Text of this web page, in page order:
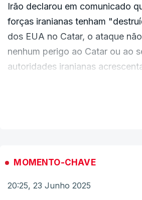
Irão declarou em comunicado
forças iranianas tenham
dos EUA no Catar, o ataque
nenhum perigo ao Catar ou ao
autoridades iranianas
MOMENTO-CHAVE
20:25, 23 Junho 2025